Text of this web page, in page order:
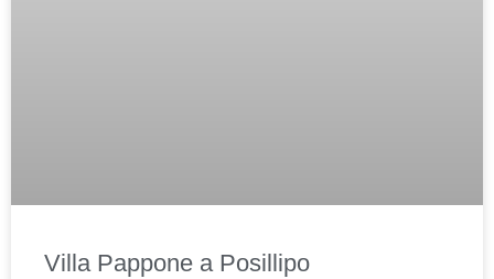
Villa Pappone a Posillipo